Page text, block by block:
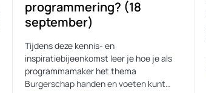
programmering? (18
september)
Tijdens deze kennis- en
inspiratiebijeenkomst leer je hoe je als
programmamaker het thema
Burgerschap handen en voeten kunt…